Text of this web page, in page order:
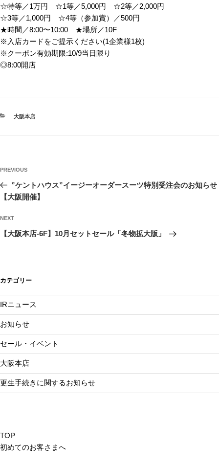
☆特等／1万円 ☆1等／5,000円 ☆2等／2,000円
☆3等／1,000円 ☆4等（参加賞）／500円
★時間／8:00〜10:00 ★場所／10F
※入店カードをご提示ください(1企業様1枚)
※クーポン有効期限:10/9当日限り
◎8:00開店
CATEGORIES
大阪本店
ナ
ゲ
ー
Previous
Post
PREVIOUS
”ケントハウス”イージーオーダースーツ特別受注会のお知らせ
【大阪開催】
Next
Post
NEXT
【大阪本店-6F】10月セットセール「冬物拡大版」
カテゴリー
IRニュース
お知らせ
セール・イベント
大阪本店
更生手続きに関するお知らせ
TOP
初めてのお客さまへ